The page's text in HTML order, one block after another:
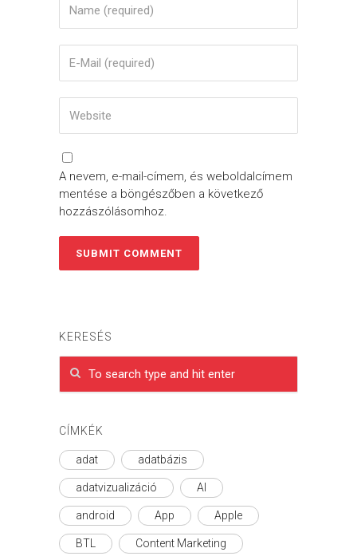
A nevem, e-mail-címem, és weboldalcímem
mentése a böngészőben a következő
hozzászólásomhoz.
KERESÉS
CÍMKÉK
adat adatbázis
adatvizualizáció AI
android App Apple
BTL Content Marketing